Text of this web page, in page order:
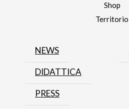
Shop
Territorio
NEWS
DIDATTICA
PRESS